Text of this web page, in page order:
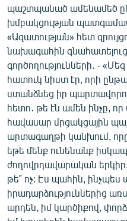
պաշտպանած ամենամեծ
խմբակցության
«Ազատության» հետ
նախագահին
գործողությունների․ -
հատուկ նիստ էր, որի
ստանձնեց իր
հետո․ թե էն ամեն ինչը, որ
հավասար մրցակցային
արտագաղթի կանխում, որը
եթե մենք ունենանք
ժողովրդավարական
թե՞ ոչ: Էս պահին, ինչպես
իրադարձություններից
արդեն, իմ կարծիքով,